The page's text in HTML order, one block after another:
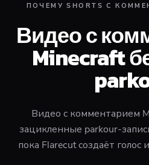
ПОЧЕМУ SHORTS С
Видео с
Minecraft
Видео с комментарием
зацикленные parkour-
пока Flarecut создаёт